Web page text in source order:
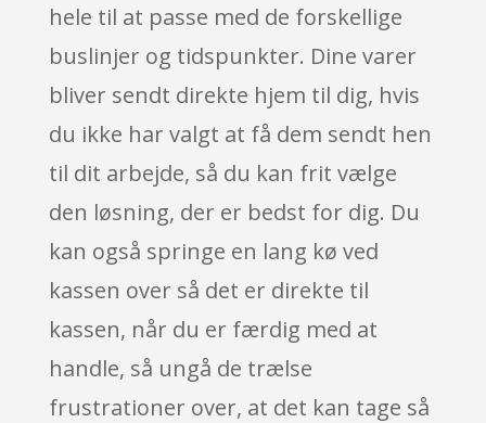
hele til at passe med de forskellige
buslinjer og tidspunkter. Dine varer
bliver sendt direkte hjem til dig, hvis
du ikke har valgt at få dem sendt hen
til dit arbejde, så du kan frit vælge
den løsning, der er bedst for dig. Du
kan også springe en lang kø ved
kassen over så det er direkte til
kassen, når du er færdig med at
handle, så ungå de trælse
frustrationer over, at det kan tage så